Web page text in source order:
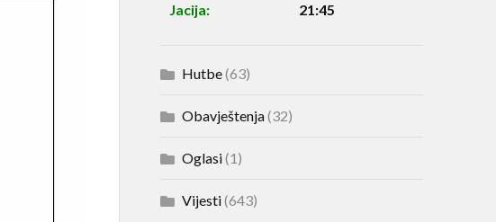
Jacija:
21:45
Hutbe(63)
Obavještenja(32)
Oglasi(1)
Vijesti(643)